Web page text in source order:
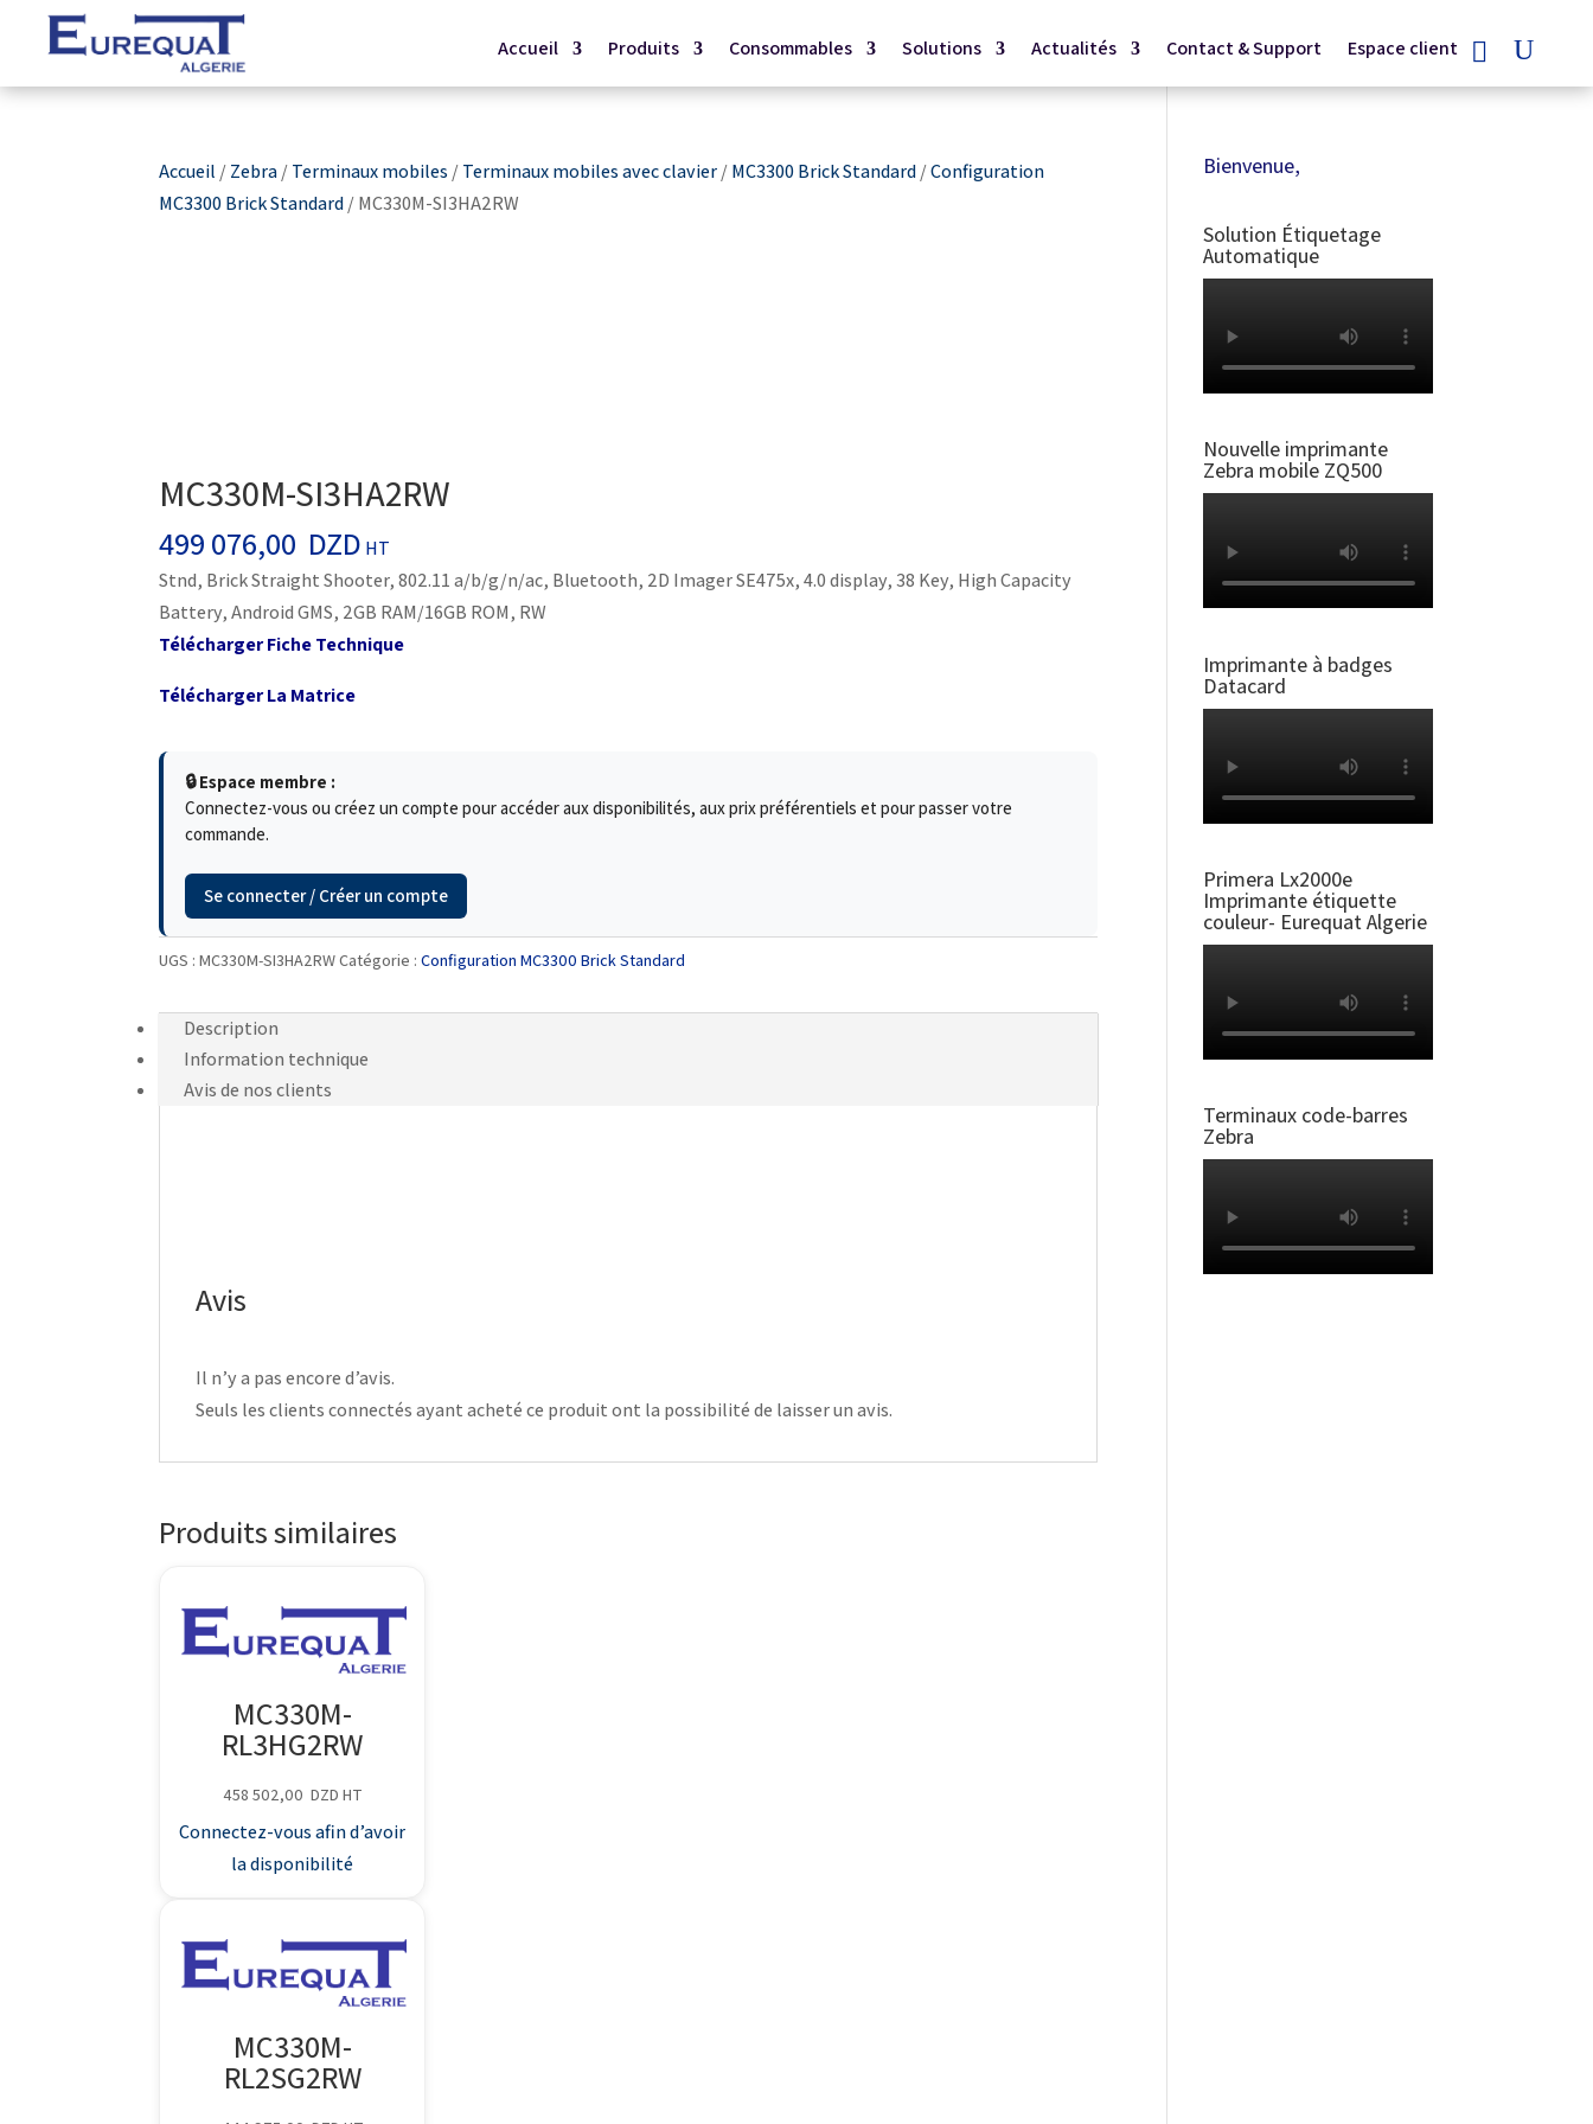
Accueil Produits Consommables Solutions Actualités Contact & Support Espace client
Accueil /Zebra/Terminaux mobiles /Terminaux mobiles avec clavier/MC3300 Brick Standard/Configuration
MC3300 Brick Standard/ MC330M-SI3HA2RW
MC330M-SI3HA2RW
499 076,00 DZD HT
Stnd, Brick Straight Shooter, 802.11 a/b/g/n/ac, Bluetooth, 2D Imager SE475x, 4.0 display, 38 Key, High Capacity
Battery, Android GMS, 2GB RAM/16GB ROM, RW
Télécharger Fiche Technique
Télécharger La Matrice
🔒 Espace membre :
Connectez-vous ou créez un compte pour accéder aux disponibilités, aux prix préférentiels et pour passer votre
commande.
Se connecter / Créer un compte
UGS :MC330M-SI3HA2RWCatégorie :Configuration MC3300 Brick Standard
Description
Information technique
Avis de nos clients
Avis
Il n’y a pas encore d’avis.
Seuls les clients connectés ayant acheté ce produit ont la possibilité de laisser un avis.
Produits similaires
MC330M-
RL3HG2RW
458 502,00 DZD HT
Connectez-vous afin d’avoir
la disponibilité
MC330M-
RL2SG2RW
Bienvenue,
Solution Étiquetage
Automatique
Nouvelle imprimante
Zebra mobile ZQ500
Imprimante à badges
Datacard
Primera Lx2000e
Imprimante étiquette
couleur- Eurequat Algerie
Terminaux code-barres
Zebra